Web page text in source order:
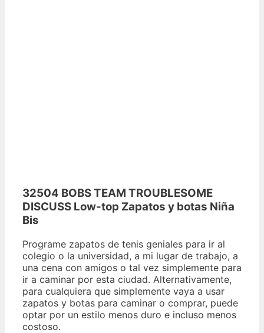
32504 BOBS TEAM TROUBLESOME
DISCUSS Low-top Zapatos y botas Niña
Bis
Programe zapatos de tenis geniales para ir al
colegio o la universidad, a mi lugar de trabajo, a
una cena con amigos o tal vez simplemente para
ir a caminar por esta ciudad. Alternativamente,
para cualquiera que simplemente vaya a usar
zapatos y botas para caminar o comprar, puede
optar por un estilo menos duro e incluso menos
costoso.